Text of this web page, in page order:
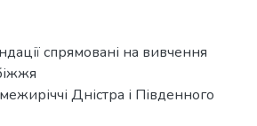
спрямовані на вивчення
Дністра і Південного